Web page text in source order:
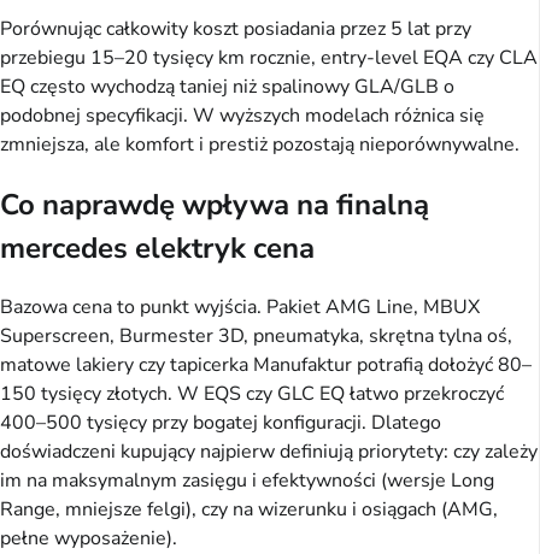
Porównując całkowity koszt posiadania przez 5 lat przy
przebiegu 15–20 tysięcy km rocznie, entry-level EQA czy CLA
EQ często wychodzą taniej niż spalinowy GLA/GLB o
podobnej specyfikacji. W wyższych modelach różnica się
zmniejsza, ale komfort i prestiż pozostają nieporównywalne.
Co naprawdę wpływa na finalną
mercedes elektryk cena
Bazowa cena to punkt wyjścia. Pakiet AMG Line, MBUX
Superscreen, Burmester 3D, pneumatyka, skrętna tylna oś,
matowe lakiery czy tapicerka Manufaktur potrafią dołożyć 80–
150 tysięcy złotych. W EQS czy GLC EQ łatwo przekroczyć
400–500 tysięcy przy bogatej konfiguracji. Dlatego
doświadczeni kupujący najpierw definiują priorytety: czy zależy
im na maksymalnym zasięgu i efektywności (wersje Long
Range, mniejsze felgi), czy na wizerunku i osiągach (AMG,
pełne wyposażenie).